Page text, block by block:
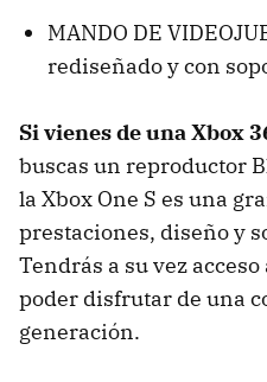
MANDO DE
rediseñado y con
Si vienes de una Xbox
buscas un reproductor
la Xbox One S es una
prestaciones, diseño y
Tendrás a su vez
poder disfrutar de una
generación.